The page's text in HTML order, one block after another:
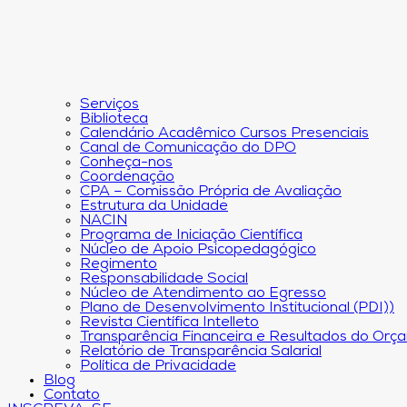
Serviços
Biblioteca
Calendário Acadêmico Cursos Presenciais
Canal de Comunicação do DPO
Conheça-nos
Coordenação
CPA – Comissão Própria de Avaliação
Estrutura da Unidade
NACIN
Programa de Iniciação Científica
Núcleo de Apoio Psicopedagógico
Regimento
Responsabilidade Social
Núcleo de Atendimento ao Egresso
Plano de Desenvolvimento Institucional (PDI))
Revista Científica Intelleto
Transparência Financeira e Resultados do
Relatório de Transparência Salarial
Política de Privacidade
Blog
Contato